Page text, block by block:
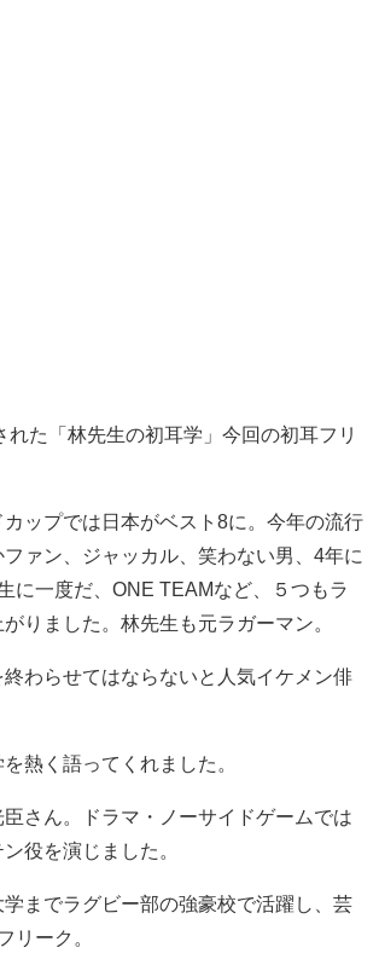
れた「林先生の初耳学」今回の初耳フリ
ップでは日本がベスト8に。今年の流行
ァン、ジャッカル、笑わない男、4年に
に一度だ、ONE TEAMなど、５つもラ
りました。林先生も元ラガーマン。
わらせてはならないと人気イケメン俳
熱く語ってくれました。
臣さん。ドラマ・ノーサイドゲームでは
役を演じました。
までラグビー部の強豪校で活躍し、芸
リーク。